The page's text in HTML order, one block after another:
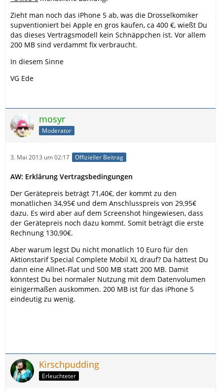
Zieht man noch das iPhone 5 ab, was die Drosselkomiker
supventioniert bei Apple en gros kaufen, ca 400 €, wießt Du
das dieses Vertragsmodell kein Schnäppchen ist. Vor allem
200 MB sind verdammt fix verbraucht.
In diesem Sinne
VG Ede
mosyr
Moderator
3. Mai 2013 um 02:17 Offizieller Beitrag
AW: Erklärung Vertragsbedingungen
Der Gerätepreis beträgt 71,40€, der kommt zu den
monatlichen 34,95€ und dem Anschlusspreis von 29,95€
dazu. Es wird aber auf dem Screenshot hingewiesen, dass
der Gerätepreis noch dazu kommt. Somit beträgt die erste
Rechnung 130,90€.
Aber warum legst Du nicht monatlich 10 Euro für den
Aktionstarif Special Complete Mobil XL drauf? Da hättest Du
dann eine Allnet-Flat und 500 MB statt 200 MB. Damit
könntest Du bei normaler Nutzung mit dem Datenvolumen
einigermaßen auskommen. 200 MB ist für das iPhone 5
eindeutig zu wenig.
Kirschpudding
Erleuchteter